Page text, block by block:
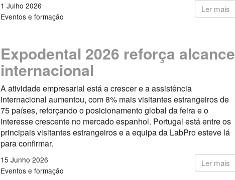
Ler mais
1 Julho 2026
Eventos e formação
Expodental 2026 reforça alcance
internacional
A atividade empresarial está a crescer e a assistência
internacional aumentou, com 8% mais visitantes estrangeiros de
75 países, reforçando o posicionamento global da feira e o
interesse crescente no mercado espanhol. Portugal está entre os
principais visitantes estrangeiros e a equipa da LabPro esteve lá
para confirmar.
Ler mais
15 Junho 2026
Eventos e formação